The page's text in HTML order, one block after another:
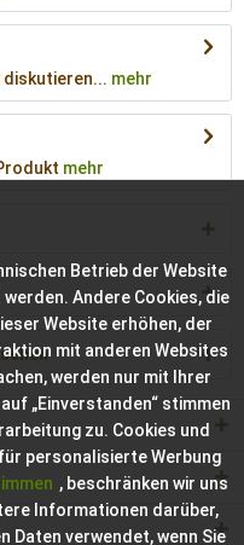
diskutieren... mehr
mehr
Betrieb der Website
Andere Cookies, die
Website erhöhen, der
mit anderen Websites
werden nur mit Ihrer
„Einverstanden“ stimmen
zu. Cookies und
personalisierte Werbung
, beschränken wir uns
Informationen darüber,
Daten verwendet, wenn Sie